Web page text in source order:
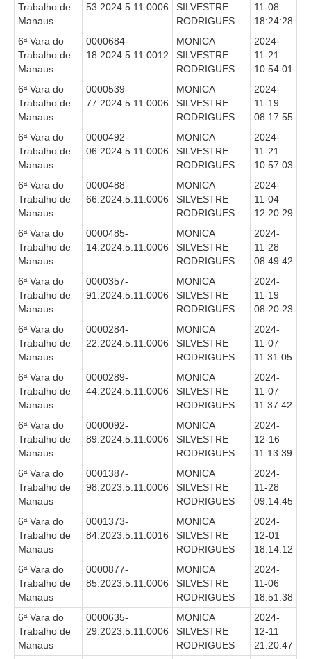
Centro de Memória
Educação a distância
Responsabilidade Socioambiental
Comissão Permanente de Acessibilidade e Inclusão
Escola Judicial
Coordenadoria de Saúde
Serviços
Ação Trabalhista (Atermação)
Atermação On-line - Interior de Roraima
Atermação On-line - Interior do Amazonas
Agendamento de Reclamação Verbal
Glossário
Consulta de Pautas
Atas de Sessões do Pleno
Audiências e Sessões
Calendário das Sessões da 1ª Turma 2026
Calendário de Sessões da 2ª Turma - 2026
Calendário das Sessões da 3ª Turma 2026
Calendário das Sessões do Pleno e Especializadas 2026
Carta de Serviços ao Cidadão
Cartilhas
Cadastro de Peritos, Tradutores e Intérpretes
Calendários
Calendário Geral
Calendário de Eventos
Calendário das Sessões
Trabalho de
Manaus
53.2024.5.11.0006
SILVESTRE
RODRIGUES
11-08
18:24:28
6ª Vara do
Trabalho de
Manaus
0000684-
18.2024.5.11.0012
MONICA
SILVESTRE
RODRIGUES
2024-
11-21
10:54:01
6ª Vara do
Trabalho de
Manaus
0000539-
77.2024.5.11.0006
MONICA
SILVESTRE
RODRIGUES
2024-
11-19
08:17:55
6ª Vara do
Trabalho de
Manaus
0000492-
06.2024.5.11.0006
MONICA
SILVESTRE
RODRIGUES
2024-
11-21
10:57:03
6ª Vara do
Trabalho de
Manaus
0000488-
66.2024.5.11.0006
MONICA
SILVESTRE
RODRIGUES
2024-
11-04
12:20:29
6ª Vara do
Trabalho de
Manaus
0000485-
14.2024.5.11.0006
MONICA
SILVESTRE
RODRIGUES
2024-
11-28
08:49:42
6ª Vara do
Trabalho de
Manaus
0000357-
91.2024.5.11.0006
MONICA
SILVESTRE
RODRIGUES
2024-
11-19
08:20:23
6ª Vara do
Trabalho de
Manaus
0000284-
22.2024.5.11.0006
MONICA
SILVESTRE
RODRIGUES
2024-
11-07
11:31:05
6ª Vara do
Trabalho de
Manaus
0000289-
44.2024.5.11.0006
MONICA
SILVESTRE
RODRIGUES
2024-
11-07
11:37:42
6ª Vara do
Trabalho de
Manaus
0000092-
89.2024.5.11.0006
MONICA
SILVESTRE
RODRIGUES
2024-
12-16
11:13:39
6ª Vara do
Trabalho de
Manaus
0001387-
98.2023.5.11.0006
MONICA
SILVESTRE
RODRIGUES
2024-
11-28
09:14:45
6ª Vara do
Trabalho de
Manaus
0001373-
84.2023.5.11.0016
MONICA
SILVESTRE
RODRIGUES
2024-
12-01
18:14:12
6ª Vara do
Trabalho de
Manaus
0000877-
85.2023.5.11.0006
MONICA
SILVESTRE
RODRIGUES
2024-
11-06
18:51:38
6ª Vara do
Trabalho de
Manaus
0000635-
29.2023.5.11.0006
MONICA
SILVESTRE
RODRIGUES
2024-
12-11
21:20:47